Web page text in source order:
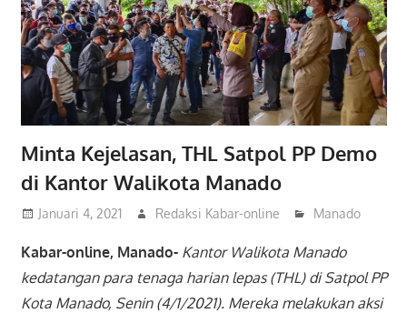
Minta Kejelasan, THL Satpol PP Demo
di Kantor Walikota Manado
Januari 4, 2021 Redaksi Kabar-online Manado
Kabar-online, Manado- Kantor Walikota Manado
kedatangan para tenaga harian lepas (THL) di Satpol PP
Kota Manado, Senin (4/1/2021). Mereka melakukan aksi